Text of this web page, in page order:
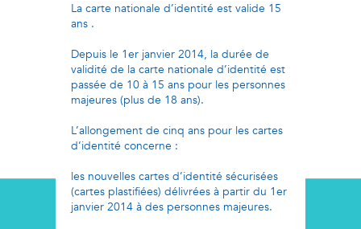
La carte nationale d’identité est valide 15
ans .
Depuis le 1er janvier 2014, la durée de
validité de la carte nationale d’identité est
passée de 10 à 15 ans pour les personnes
majeures (plus de 18 ans).
L’allongement de cinq ans pour les cartes
d’identité concerne :
les nouvelles cartes d’identité sécurisées
(cartes plastifiées) délivrées à partir du 1er
janvier 2014 à des personnes majeures.